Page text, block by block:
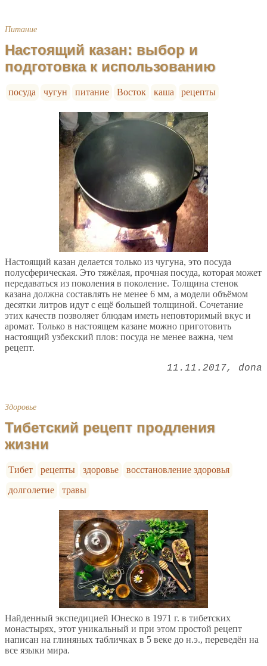
Питание
Настоящий казан: выбор и
подготовка к использованию
посуда чугун питание Восток каша рецепты
Настоящий казан делается только из чугуна, это посуда
полусферическая. Это тяжёлая, прочная посуда, которая может
передаваться из поколения в поколение. Толщина стенок
казана должна составлять не менее 6 мм, а модели объёмом
десятки литров идут с ещё большей толщиной. Сочетание
этих качеств позволяет блюдам иметь неповторимый вкус и
аромат. Только в настоящем казане можно приготовить
настоящий узбекский плов: посуда не менее важна, чем
рецепт.
11.11.2017 dona
Здоровье
Тибетский рецепт продления
жизни
Тибет рецепты здоровье
восстановление здоровья
долголетие
травы
Найденный экспедицией Юнеско в 1971 г. в тибетских
монастырях, этот уникальный и при этом простой рецепт
написан на глиняных табличках в 5 веке до н.э., переведён на
все языки мира.